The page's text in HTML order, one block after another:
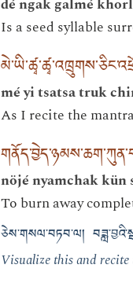
Is a seed syllable
mé yi tsatsa truk
As I recite the
nöjé nyamchak kün
To burn away
ཅེས་གསལ་བཏབ་ལ།
Visualize this and